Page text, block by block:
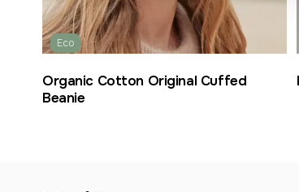
Eco
Organic Cotton Original Cuffed
Beanie